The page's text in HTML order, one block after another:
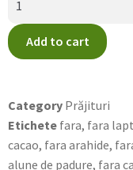
Add to cart
Category Prăjituri
Etichete fara, fara
cacao, fara arahide,
alune de padure, fara